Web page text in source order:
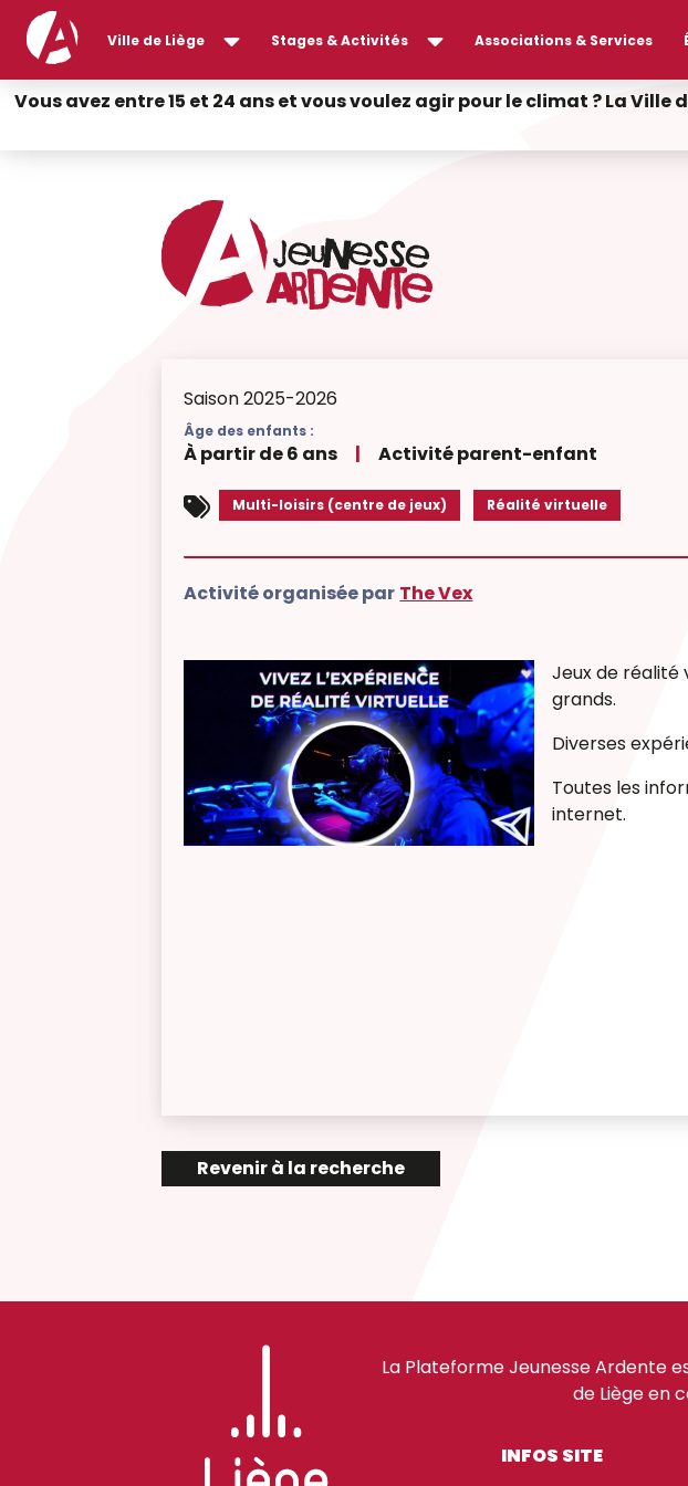
Ville de Liège Stages & Activités Associations & Services
Vous avez entre 15 et 24 ans et vous voulez agir pour le climat ? La
Saison 2025-2026
Âge des enfants :
À partir de 6 ans | Activité parent-enfant
Multi-loisirs (centre de jeux) Réalité virtuelle
Activité organisée par The Vex
Jeux de
grands.
Diverses
Toutes les
internet.
Revenir à la recherche
La Plateforme Jeunesse Ardente
de Liège en
INFOS SITE